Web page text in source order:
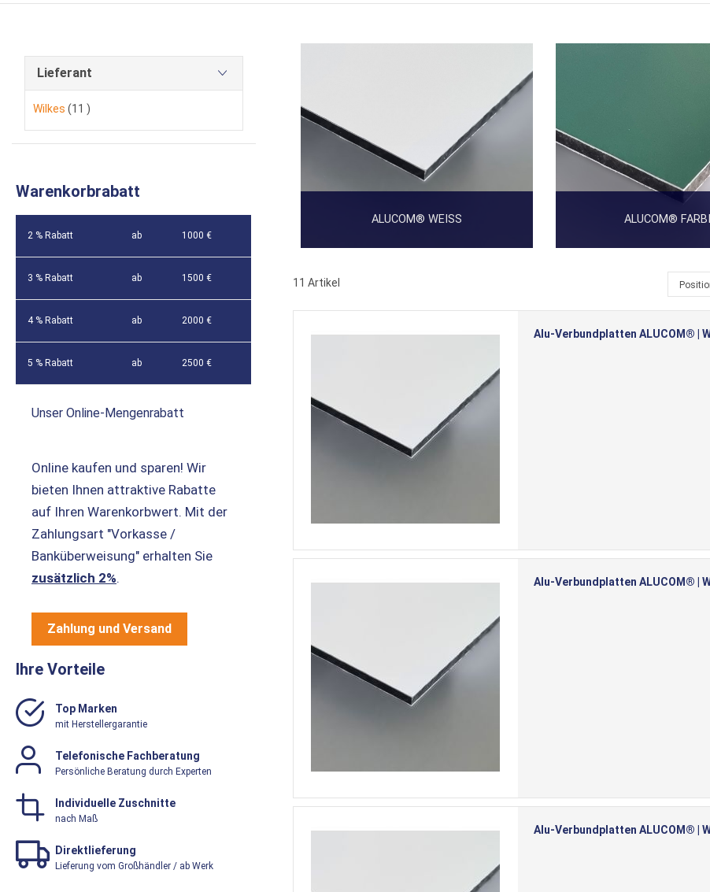
ALUCOM® WEISS ALUCOM®
11 Artikel
Alu-Verbundplatten ALUCOM® |
Alu-Verbundplatten ALUCOM® |
Alu-Verbundplatten ALUCOM® |
Lieferant
Wilkes 11 Artikel
Warenkorbrabatt
2 % Rabatt ab 1000 €
3 % Rabatt ab 1500 €
4 % Rabatt ab 2000 €
5 % Rabatt ab 2500 €
Unser Online-Mengenrabatt
Online kaufen und sparen! Wir
bieten Ihnen attraktive Rabatte
auf Ihren Warenkorbwert. Mit der
Zahlungsart "Vorkasse /
Banküberweisung" erhalten Sie
zusätzlich 2%.
Zahlung und Versand
Ihre Vorteile
Top Marken
mit Herstellergarantie
Telefonische Fachberatung
Persönliche Beratung durch Experten
Individuelle Zuschnitte
nach Maß
Direktlieferung
Lieferung vom Großhändler / ab Werk